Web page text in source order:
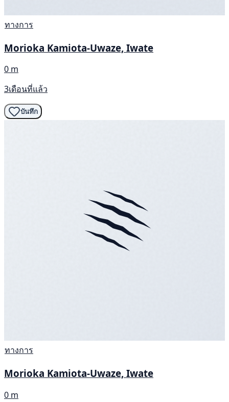
ทางการ
Morioka Kamiota-Uwaze, Iwate
0 m
3เดือนที่แล้ว
บันทึก
ทางการ
Morioka Kamiota-Uwaze, Iwate
0 m